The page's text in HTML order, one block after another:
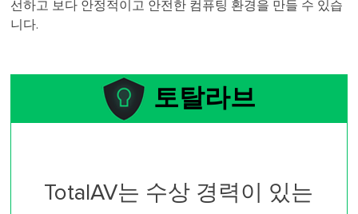
선하고 보다 안정적이고 안전한 컴퓨팅 환경을 만들 수 있습
니다.
토탈라브
TotalAV는 수상 경력이 있는